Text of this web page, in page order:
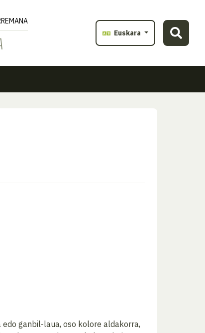
Euskara
ganbil-laua, oso kolore aldakorra,